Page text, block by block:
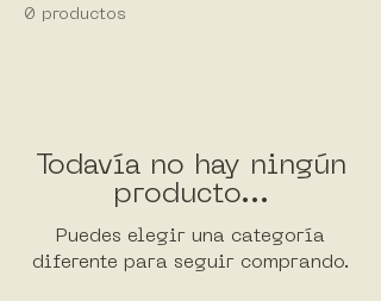
0 productos
Todavía no hay ningún
producto...
Puedes elegir una categoría
diferente para seguir comprando.